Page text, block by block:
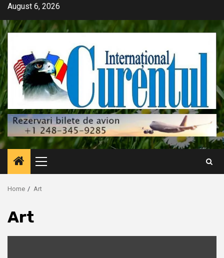
Skip
content
August 6, 2026
Primary
Menu
Home Art
Art